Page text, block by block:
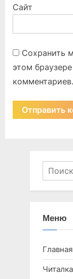
Сайт
Сохранить
этом
комментариев.
Найти:
Меню
Главная
Читалка